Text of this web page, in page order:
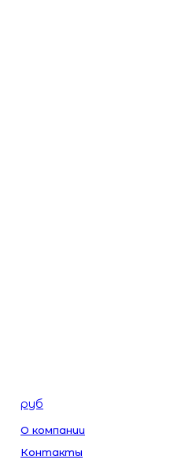
руб
О компании
Контакты